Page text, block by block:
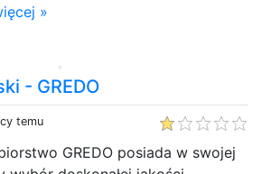
»
- GREDO
temu
GREDO posiada w swojej